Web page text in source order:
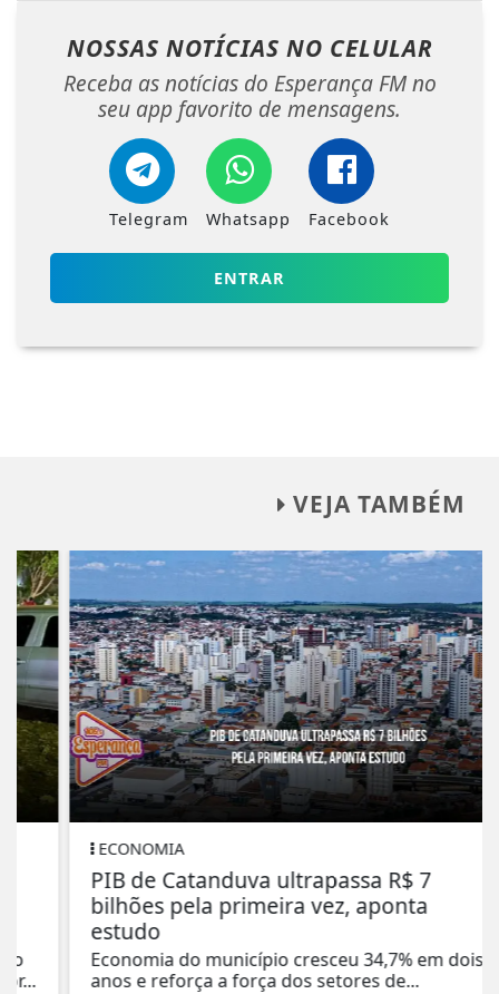
NOSSAS NOTÍCIAS NO CELULAR
Receba as notícias do Esperança FM no
seu app favorito de mensagens.
Telegram Whatsapp Facebook
ENTRAR
VEJA TAMBÉM
ECONOMIA
PIB de Catanduva ultrapassa R$ 7
bilhões pela primeira vez, aponta
estudo
Economia do município cresceu 34,7% em dois
anos e reforça a força dos setores de...